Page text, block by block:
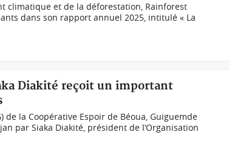
climatique et de la déforestation, Rainforest
dans son rapport annuel 2025, intitulé « La
Diakité reçoit un important
de la Coopérative Espoir de Béoua, Guiguemde
par Siaka Diakité, président de l’Organisation